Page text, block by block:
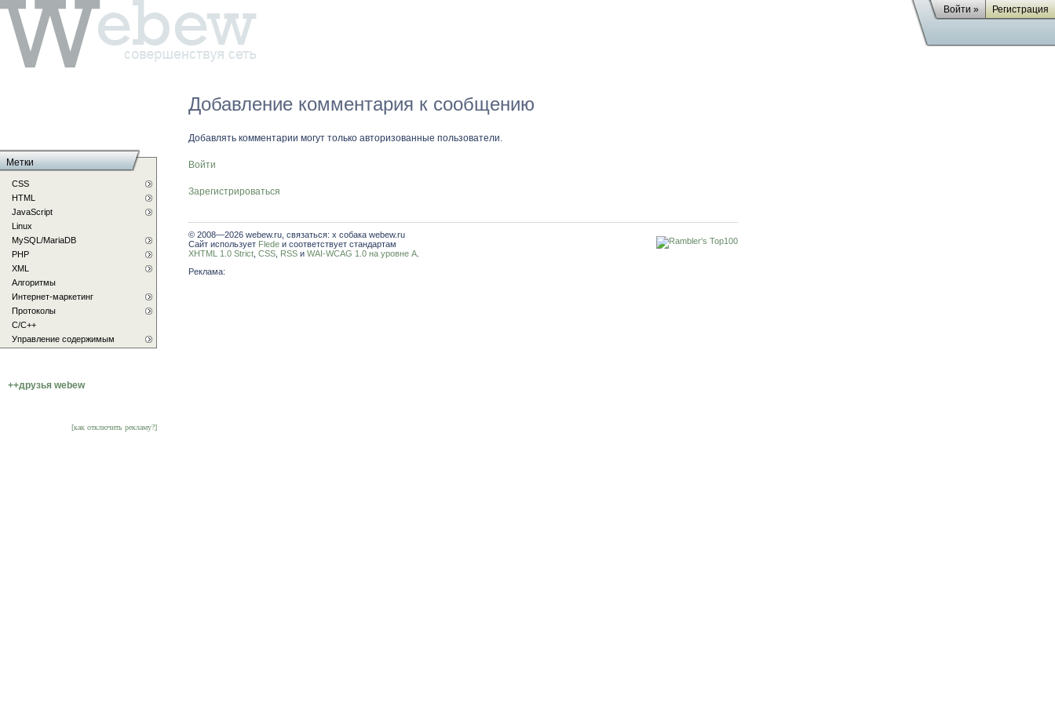
Войти » Регистрация
Добавление комментария к сообщению
Добавлять комментарии могут только авторизованные пользователи.
Войти
Зарегистрироваться
© 2008—2026 webew.ru, связаться: x собака webew.ru
Сайт использует Flede и соответствует стандартам
XHTML 1.0 Strict CSS RSS и WAI-WCAG 1.0 на уровне A
Реклама:
Метки
CSS
HTML
JavaScript
Linux
MySQL/MariaDB
PHP
XML
Алгоритмы
Интернет-маркетинг
Протоколы
С/C++
Управление содержимым
++друзья webew
[как отключить рекламу?]